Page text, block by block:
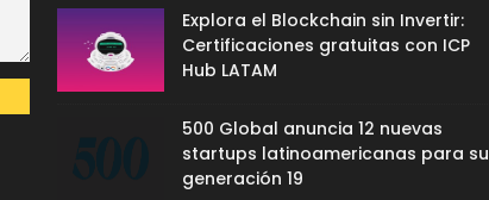
Explora el Blockchain sin Invertir:
Certificaciones gratuitas con ICP
Hub LATAM
500 Global anuncia 12 nuevas
startups latinoamericanas para su
generación 19